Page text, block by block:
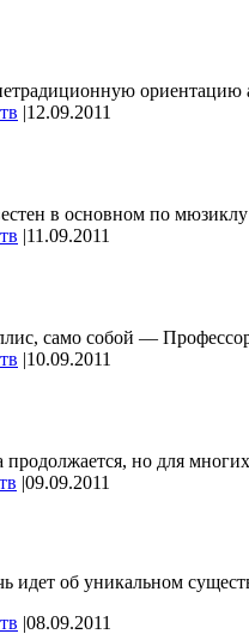
|12.09.2011
в основном по мюзиклу
|11.09.2011
само собой —
|10.09.2011
продолжается, но для
|09.09.2011
идет об уникальном
|08.09.2011